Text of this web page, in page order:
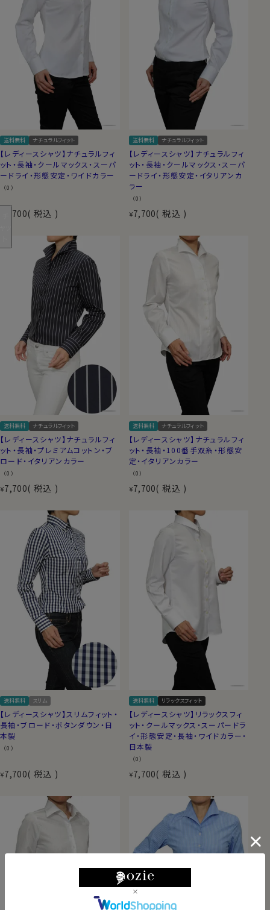
送料無料 ナチュラルフィット
【レディースシャツ】ナチュラルフィ
ット・長袖・クールマックス・スーパ
ードライ・形態安定・ワイドカラー
（0）
7,700 税込
送料無料 ナチュラルフィット
【レディースシャツ】ナチュラルフィ
ット・長袖・クールマックス・スーパ
ードライ・形態安定・イタリアンカ
ラー
（0）
¥7,700 税込
送料無料 ナチュラルフィット
【レディースシャツ】ナチュラルフィ
ット・長袖・プレミアムコットン・ブ
ロード・イタリアンカラー
（0）
¥7,700 税込
送料無料 ナチュラルフィット
【レディースシャツ】ナチュラルフィ
ット・長袖・100番手双糸・形態安
定・イタリアンカラー
（0）
¥7,700 税込
送料無料 スリム
【レディースシャツ】スリムフィット・
長袖・ブロード・ボタンダウン・日
本製
（0）
¥7,700 税込
送料無料 リラックスフィット
【レディースシャツ】リラックスフィ
ット・クールマックス・スーパードラ
イ・形態安定・長袖・ワイドカラー・
日本製
（0）
¥7,700 税込